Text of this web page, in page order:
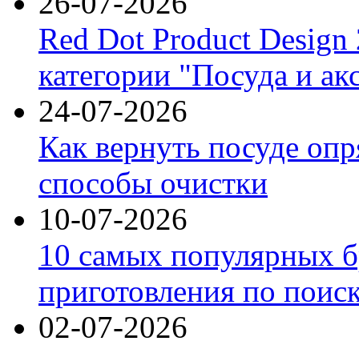
Red Dot Product Design
категории "Посуда и
24-07-2026
Как вернуть посуде
способы очистки
10-07-2026
10 самых популярных
приготовления по
02-07-2026